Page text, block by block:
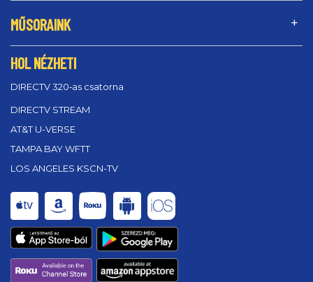
MŰSORAINK
HOL NÉZHETI
DIRECTV 320‑as csatorna
DIRECTV STREAM
AT&T U-VERSE
TAMPA BAY WFTT
LOS ANGELES KSCN-TV